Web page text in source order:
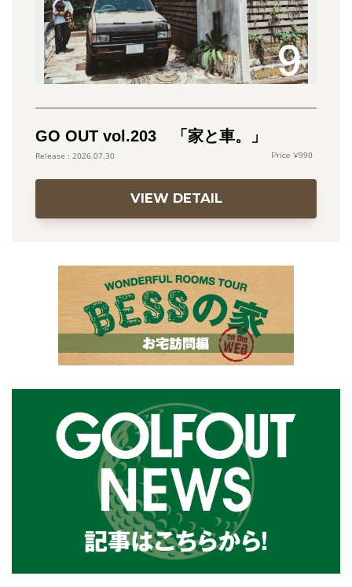
GO OUT vol.203 「家と車。」
2026.07.30 990
VIEW DETAIL